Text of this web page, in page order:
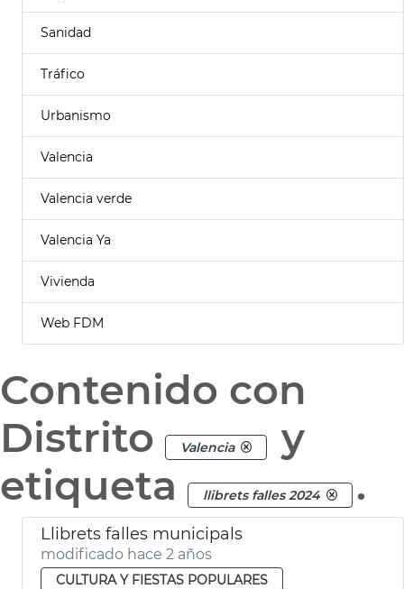
Sanidad
Tráfico
Urbanismo
Valencia
Valencia verde
Valencia Ya
Vivienda
Web FDM
Contenido con
Distrito
Valencia
y
etiqueta
llibrets falles 2024 .
Llibrets falles municipals
modificado hace 2 años
CULTURA Y FIESTAS POPULARES